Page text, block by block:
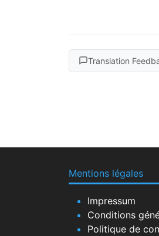
Translation
Mentions légales
Impressum
Conditions
Politique de